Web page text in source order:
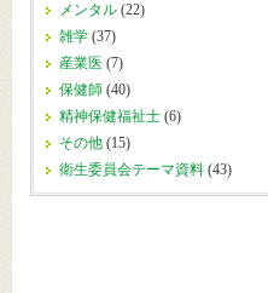
メンタル (22)
雑学 (37)
産業医 (7)
保健師 (40)
精神保健福祉士 (6)
その他 (15)
衛生委員会テーマ資料 (43)